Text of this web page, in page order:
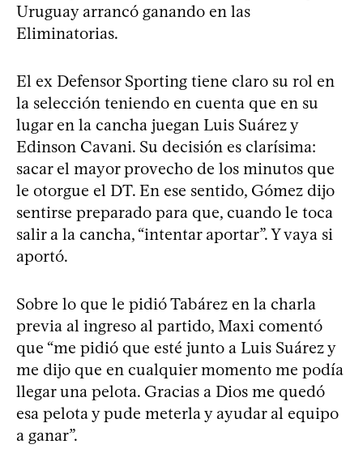
Uruguay arrancó ganando en las
Eliminatorias.
El ex Defensor Sporting tiene claro su rol en
la selección teniendo en cuenta que en su
lugar en la cancha juegan Luis Suárez y
Edinson Cavani. Su decisión es clarísima:
sacar el mayor provecho de los minutos que
le otorgue el DT. En ese sentido, Gómez dijo
sentirse preparado para que, cuando le toca
salir a la cancha, “intentar aportar”. Y vaya si
aportó.
Sobre lo que le pidió Tabárez en la charla
previa al ingreso al partido, Maxi comentó
que “me pidió que esté junto a Luis Suárez y
me dijo que en cualquier momento me podía
llegar una pelota. Gracias a Dios me quedó
esa pelota y pude meterla y ayudar al equipo
a ganar”.